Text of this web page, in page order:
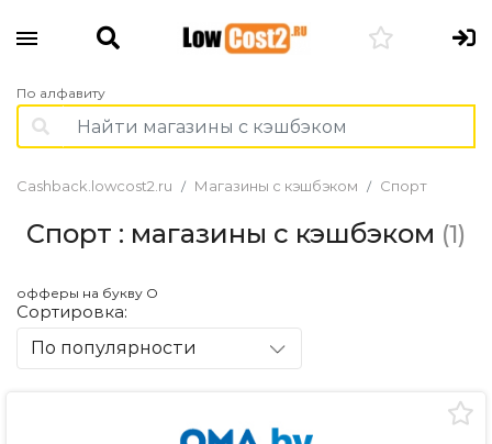
По алфавиту
Cashback.lowcost2.ru Магазины с кэшбэком Спорт
Спорт : магазины с кэшбэком (1)
офферы на букву O
Сортировка:
По популярности